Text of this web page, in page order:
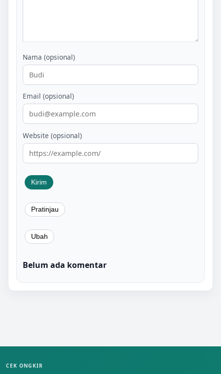
Nama (opsional)
Email (opsional)
Website (opsional)
Belum ada komentar
CEK ONGKIR